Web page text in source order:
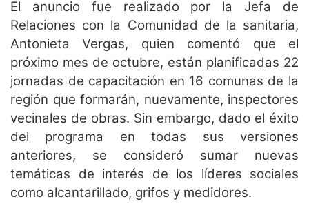
El anuncio fue realizado por la Jefa de
Relaciones con la Comunidad de la sanitaria,
Antonieta Vergas, quien comentó que el
próximo mes de octubre, están planificadas 22
jornadas de capacitación en 16 comunas de la
región que formarán, nuevamente, inspectores
vecinales de obras. Sin embargo, dado el éxito
del programa en todas sus versiones
anteriores, se consideró sumar nuevas
temáticas de interés de los líderes sociales
como alcantarillado, grifos y medidores.